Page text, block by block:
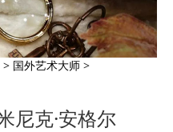
> 国外艺术大师 >
尼克·安格尔